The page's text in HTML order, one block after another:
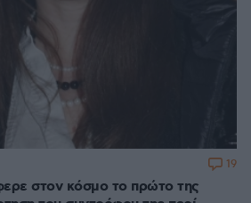
στον κόσμο το πρώτο της
19